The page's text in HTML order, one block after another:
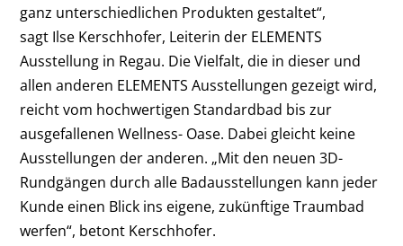
ganz unterschiedlichen Produkten gestaltet“,
sagt Ilse Kerschhofer, Leiterin der ELEMENTS
Ausstellung in Regau. Die Vielfalt, die in dieser und
allen anderen ELEMENTS Ausstellungen gezeigt wird,
reicht vom hochwertigen Standardbad bis zur
ausgefallenen Wellness- Oase. Dabei gleicht keine
Ausstellungen der anderen. „Mit den neuen 3D-
Rundgängen durch alle Badausstellungen kann jeder
Kunde einen Blick ins eigene, zukünftige Traumbad
werfen“, betont Kerschhofer.